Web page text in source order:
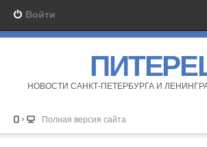
Войти
НОВОСТИ САНКТ-ПЕТЕРБУРГА И
Полная версия сайта